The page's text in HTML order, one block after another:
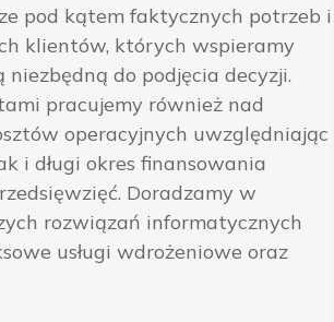
pod kątem faktycznych potrzeb i
klientów, których wspieramy
niezbędną do podjęcia decyzji.
pracujemy również nad
operacyjnych uwzględniając
i długi okres finansowania
Doradzamy w
rozwiązań informatycznych
usługi wdrożeniowe oraz